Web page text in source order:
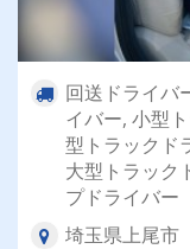
回送ドライバ
イバー, 小型
型トラックド
大型トラック
プドライバー
埼玉県上尾市